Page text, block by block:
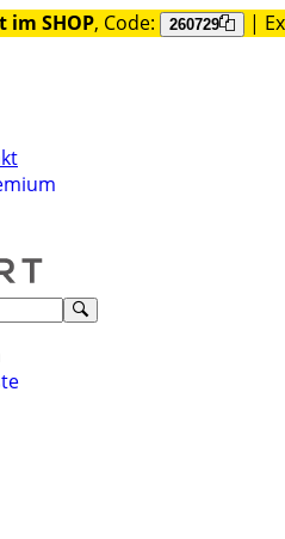
im SHOP, Code: 260729 |